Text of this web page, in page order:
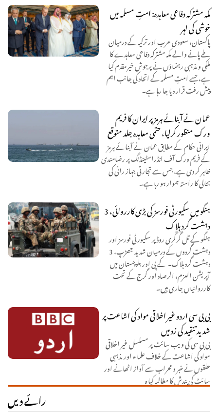
مکہ مشترکہ دفاعی معاہدہ: امتِ مسلمہ میں
خوشی کی لہر
پاکستان، سعودی عرب اور ترکیہ کے درمیان
طے پانے والے مکہ مشترکہ دفاعی معاہدے کا
ملکی و مذہبی رہنماؤں نے پرجوش خیرمقدم کیا
ہے، جسے امتِ مسلمہ کے اتحاد کی جانب اہم
پیش رفت قرار دیا جا رہا ہے۔
عمان نے آبنائے ہرمز پر ایران کا فریم
ورک منظور کرلیا، حتمی معاہدہ جلد متوقع
ایرانی حکام کے مطابق عمان نے آبنائے ہرمز
کے فریم ورک آف انڈراسٹینڈنگ پر رضامندی
ظاہر کر دی ہے، جس سے تجارتی جہاز رانی کی
بحالی کا راستہ ہموار ہو رہا ہے۔
ہنگو میں سکیورٹی فورسز کی بڑی کارروائی، 3
دہشت گرد ہلاک
ہنگو کے تل گُرگُری روڈ پر سکیورٹی فورسز اور
دہشت گردوں کے درمیان شدید جھڑپ، 3
دہشت گرد ہلاک۔ کے پی اور بلوچستان میں
آپریشن العزم، الرصاد اور گرج کے تحت
کارروائیاں جاری ہیں۔
بی بی سی اردو غیر اخلاقی مواد کی اشاعت پر
شدید تنقید کی زد میں
بی بی سی کی ویب سائٹ پر مسلسل غیر اخلاقی
مواد کی اشاعت کے خلاف علماء اور مذہبی
حلقوں نے منبر و محراب سے آواز اٹھانے اور
سائٹ کی بندش کا مطالبہ کیا ہ
رائے دیں